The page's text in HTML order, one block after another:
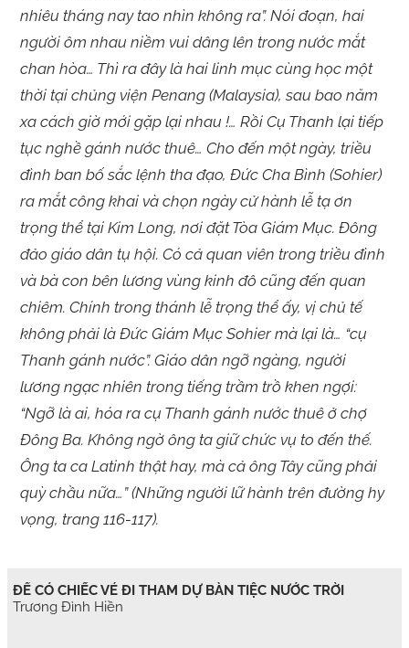
nhiêu tháng nay tao nhìn không ra”. Nói đoạn, hai
người ôm nhau niềm vui dâng lên trong nước mắt
chan hòa… Thì ra đây là hai linh mục cùng học một
thời tại chủng viện Penang (Malaysia), sau bao năm
xa cách giờ mới gặp lại nhau !… Rồi Cụ Thanh lại tiếp
tục nghề gánh nước thuê… Cho đến một ngày, triều
đình ban bố sắc lệnh tha đạo, Đức Cha Bình (Sohier)
ra mắt công khai và chọn ngày cử hành lễ tạ ơn
trọng thể tại Kim Long, nơi đặt Tòa Giám Mục. Đông
đảo giáo dân tụ hội. Có cả quan viên trong triều đình
và bà con bên lương vùng kinh đô cũng đến quan
chiêm. Chính trong thánh lễ trọng thể ấy, vị chủ tế
không phải là Đức Giám Mục Sohier mà lại là… “cụ
Thanh gánh nước”. Giáo dân ngỡ ngàng, người
lương ngạc nhiên trong tiếng trầm trồ khen ngợi:
“Ngỡ là ai, hóa ra cụ Thanh gánh nước thuê ở chợ
Đông Ba. Không ngờ ông ta giữ chức vụ to đến thế.
Ông ta ca Latinh thật hay, mà cả ông Tây cũng phải
quỳ chầu nữa…” (Những người lữ hành trên đường hy
vọng, trang 116-117).
ĐỂ CÓ CHIẾC VÉ ĐI THAM DỰ BÀN TIỆC NƯỚC TRỜI
Trương Đình Hiền